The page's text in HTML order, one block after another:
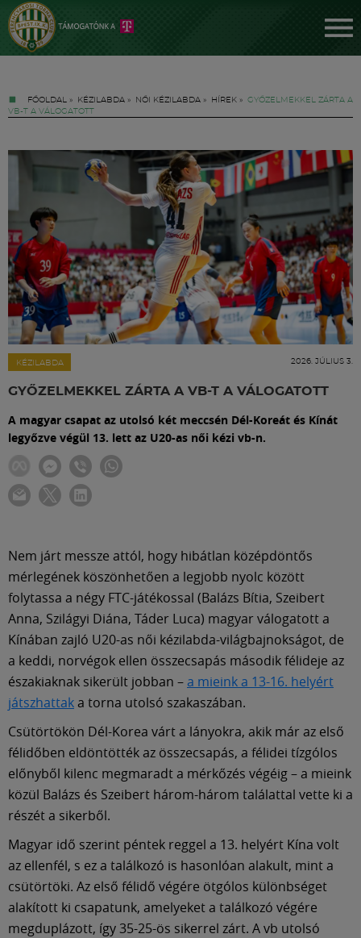
FŐOLDAL » KÉZILABDA » NŐI KÉZILABDA » HÍREK » GYŐZELMEKKEL ZÁRTA A
VB-T A VÁLOGATOTT
KÉZILABDA 2026. JÚLIUS 3.
GYŐZELMEKKEL ZÁRTA A VB-T A VÁLOGATOTT
A magyar csapat az utolsó két meccsén Dél-Koreát és Kínát
legyőzve végül 13. lett az U20-as női kézi vb-n.
Nem járt messze attól, hogy hibátlan középdöntős
mérlegének köszönhetően a legjobb nyolc között
folytassa a négy FTC-játékossal (Balázs Bítia, Szeibert
Anna, Szilágyi Diána, Táder Luca) magyar válogatott a
Kínában zajló U20-as női kézilabda-világbajnokságot, de
a keddi, norvégok ellen összecsapás második félideje az
északiaknak sikerült jobban –a mieink a 13-16. helyért
játszhattaka torna utolsó szakaszában.
Csütörtökön Dél-Korea várt a lányokra, akik már az első
félidőben eldöntötték az összecsapás, a félidei tízgólos
előnyből kilenc megmaradt a mérkőzés végéig – a mieink
közül Balázs és Szeibert három-három találattal vette ki a
részét a sikerből.
Magyar idő szerint péntek reggel a 13. helyért Kína volt
az ellenfél, s ez a találkozó is hasonlóan alakult, mint a
csütörtöki. Az első félidő végére ötgólos különbséget
alakított ki csapatunk, amelyeket a találkozó végére
megduplázott, így 35-25-ös sikerrel zárt. A vb utolsó
Jegyek
FM YouTube +
Hírek
Labdarúgás
Szakosztályok
Meccscenter
Szolgáltatások
Shop
Közösség
Múzeum
English